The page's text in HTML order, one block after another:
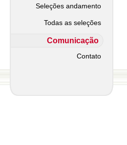
Seleções andamento
Todas as seleções
Comunicação
Contato